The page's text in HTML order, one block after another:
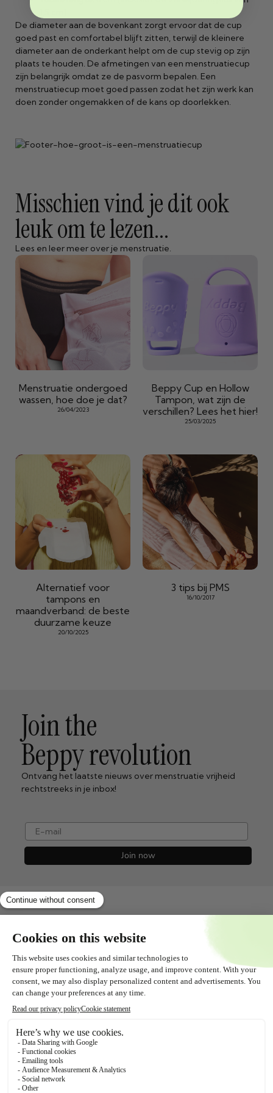
De diameter aan de bovenkant zorgt ervoor dat de cup
goed past en comfortabel blijft zitten, terwijl de kleinere
diameter aan de onderkant helpt om de cup stevig op zijn
plaats te houden. De afmetingen van een menstruatiecup
zijn belangrijk omdat ze de pasvorm bepalen. Een
menstruatiecup moet goed passen zodat het zijn werk kan
doen zonder ongemakken of de kans op doorlekken.
Misschien vind je dit ook
leuk om te lezen...
Lees en leer meer over je menstruatie.
Menstruatie ondergoed
wassen, hoe doe je dat?
26/04/2023
Beppy Cup en Hollow
Tampon, wat zijn de
verschillen? Lees het hier!
25/03/2025
Alternatief voor
tampons en
maandverband: de beste
duurzame keuze
20/10/2025
3 tips bij PMS
16/10/2017
Join the
Beppy revolution
Ontvang het laatste nieuws over menstruatie vrijheid
rechtstreeks in je inbox!
e-mail
Join now
Shopservice
Alles over
Contact
Volg ons!